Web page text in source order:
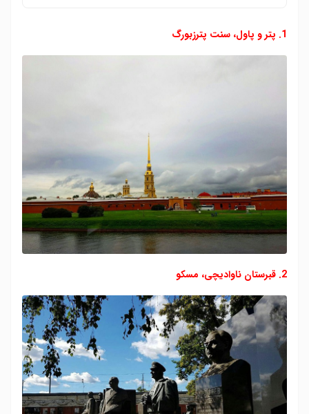
2. قبرستان ناوادیچی، مسکو
3. موزه تاریخ، مسکو
1. پتر و پاول، سنت پترزبورگ
2. قبرستان ناوادیچی، مسکو